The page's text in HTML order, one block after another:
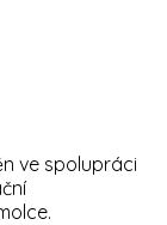
ve spolupráci